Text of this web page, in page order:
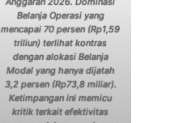
Belanja Operasi yang
mencapai 70 persen (Rp1,59
triliun) terlihat kontras
dengan alokasi Belanja
Modal yang hanya dijatah
3,2 persen (Rp73,8 miliar).
Ketimpangan ini memicu
kritik terkait efektivitas